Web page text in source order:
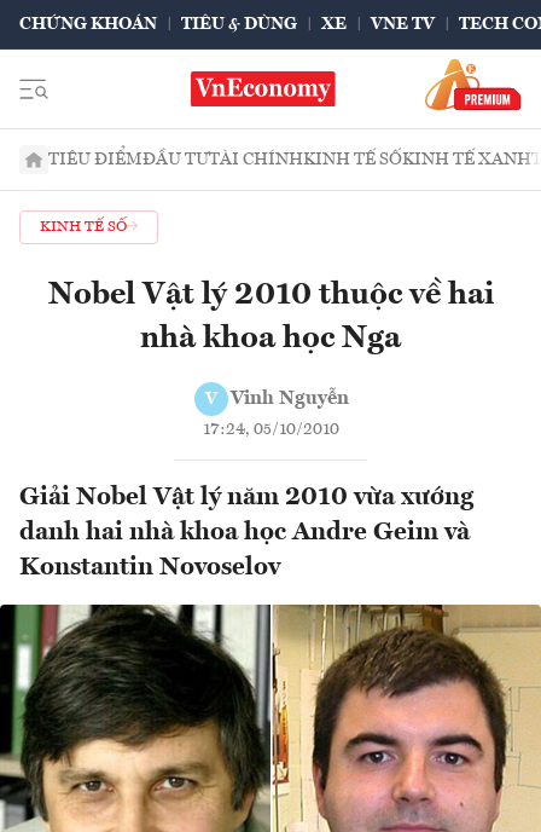
CHỨNG KHOÁN TIÊU & DÙNG XE VNE TV TECH
TIÊU ĐIỂMĐẦU TƯTÀI CHÍNHKINH TẾ SỐKINH TẾ XANH
KINH TẾ SỐ
Nobel Vật lý 2010 thuộc về hai
nhà khoa học Nga
V Vinh Nguyễn
17:24, 05/10/2010
Giải Nobel Vật lý năm 2010 vừa xướng
danh hai nhà khoa học Andre Geim và
Konstantin Novoselov